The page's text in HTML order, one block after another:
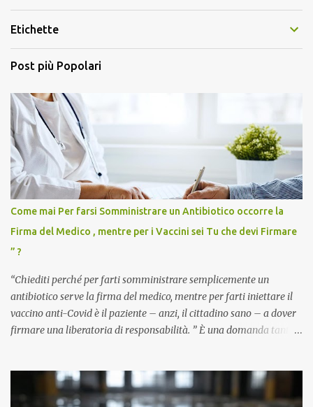
Etichette
Post più Popolari
Come mai Per farsi Somministrare un Antibiotico occorre la
Firma del Medico , mentre per i Vaccini sei Tu che devi Firmare
” ?
“Chiediti perché per farti somministrare semplicemente un
antibiotico serve la firma del medico, mentre per farti iniettare il
vaccino anti-Covid è il paziente – anzi, il cittadino sano – a dover
firmare una liberatoria di responsabilità. ” È una domanda tanto
pandemia. Un interrogativo che dovrebbe scuotere chiunque abbia
ancora il coraggio di pensare con la propria testa. Per il vaccino